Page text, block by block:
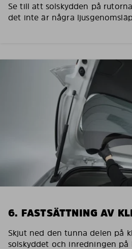
Se till att solskydden på
det inte är några
6. FASTSÄTTNING AV
Skjut ned den tunna delen på
solskyddet och inredningen